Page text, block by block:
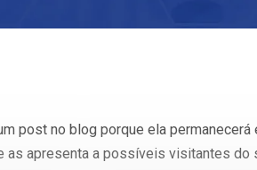
post no blog porque ela
as apresenta a possíveis visitantes do